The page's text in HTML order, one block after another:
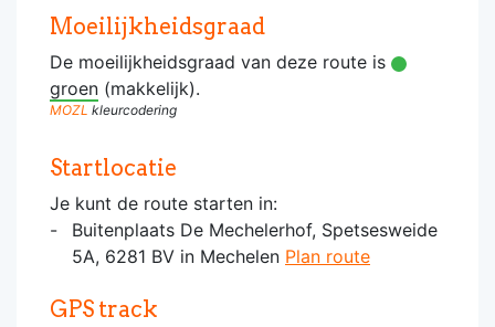
Moeilijkheidsgraad
De moeilijkheidsgraad van deze route is
groen (makkelijk).
MOZL kleurcodering
Startlocatie
Je kunt de route starten in:
Buitenplaats De Mechelerhof, Spetsesweide
5A, 6281 BV in Mechelen Plan route
GPS track